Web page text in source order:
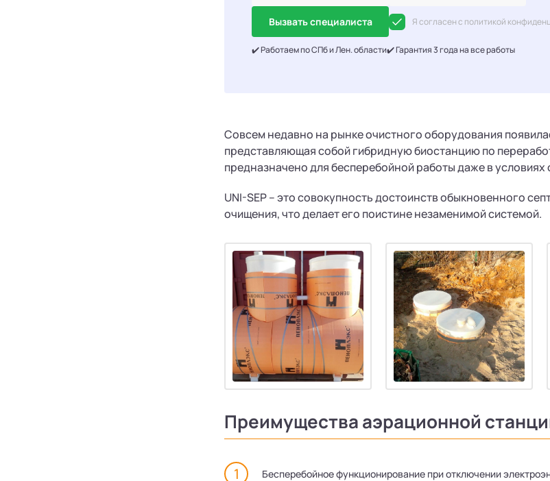
Вызвать специалиста Я согласен с политикой
✔️ Работаем по СПб и Лен. области✔️ Гарантия 3 года на все работы
Совсем недавно на рынке очистного оборудования
представляющая собой гибридную биостанцию по
предназначено для бесперебойной работы даже в условиях
UNI-SEP – это совокупность достоинств обыкновенного
очищения, что делает его поистине незаменимой системой.
Преимущества аэрационной
Бесперебойное функционирование при отключении